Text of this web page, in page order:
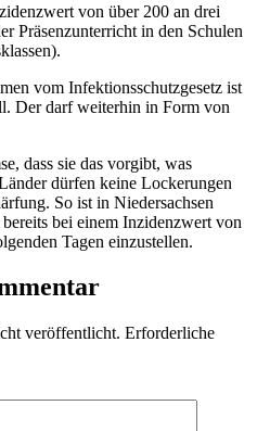
von über 200 an drei
Präsenzunterricht in den Schulen
vom Infektionsschutzgesetz ist
Der darf weiterhin in Form von
dass sie das vorgibt, was
dürfen keine Lockerungen
So ist in Niedersachsen
bei einem Inzidenzwert von
Tagen einzustellen.
veröffentlicht. Erforderliche